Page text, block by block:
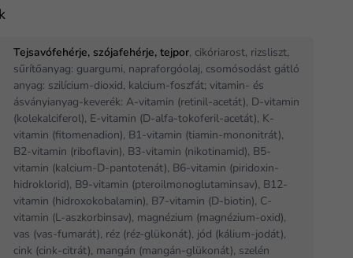
Tejsavófehérje, szójafehérje, tejpor, cikóriarost, rizsliszt,
sűrítőanyag: guargumi, napraforgóolaj, csomósodást gátló
anyag: szilícium-dioxid, kalcium-foszfát; vitamin- és
ásványianyag-keverék: A-vitamin (retinil-acetát), D-vitamin
(kolekalciferol), E-vitamin (D-alfa-tokoferil-acetát), K-
vitamin (fitomenadion), B1-vitamin (tiamin-mononitrát),
B2-vitamin (riboflavin), B3-vitamin (nikotinamid), B5-
vitamin (kalcium-D-pantotenát), B6-vitamin (piridoxin-
hidroklorid), B9-vitamin (pteroilmonoglutaminsav), B12-
vitamin (hidroxokobalamin), B7-vitamin (D-biotin), C-
vitamin (L-aszkorbinsav), magnézium (magnézium-oxid),
vas (vas-fumarát), réz (réz-glükonát), jód (kálium-jodát),
cink (cink-citrát), mangán (mangán-glükonát), szelén